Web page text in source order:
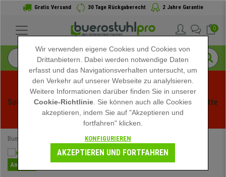
Gratis Versand 30 Tage Rückgaberecht 2 Jahre Garantie
0
Sommerschlussverauf bei buerstuhlpro! Exklusive Rabatte
für kurze Zeit - Aktion ansehen -
Buerostuhlpro Besucherstühle
Angebot
Wir verwenden eigene Cookies und Cookies von
Drittanbietern. Dabei werden notwendige Daten
erfasst und das Navigationsverhalten untersucht, um
den Verkehr auf unserer Webseite zu analylsieren.
Weitere Informationen darüber finden Sie in unserer
Cookie-Richtlinie . Sie können auch alle Cookies
akzeptieren, indem Sie auf "Akzeptieren und
fortfahren" klicken.
KONFIGURIEREN
AKZEPTIEREN UND FORTFAHREN